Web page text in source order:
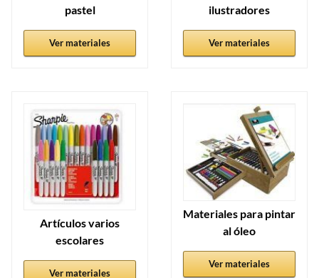
pastel
Ver materiales
ilustradores
Ver materiales
Artículos varios
escolares
Ver materiales
Materiales para pintar
al óleo
Ver materiales